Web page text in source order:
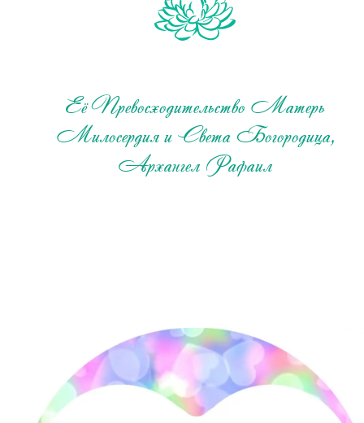
Её Превосходительство Матерь
Милосердия и Света Богородица,
Архангел Рафаил